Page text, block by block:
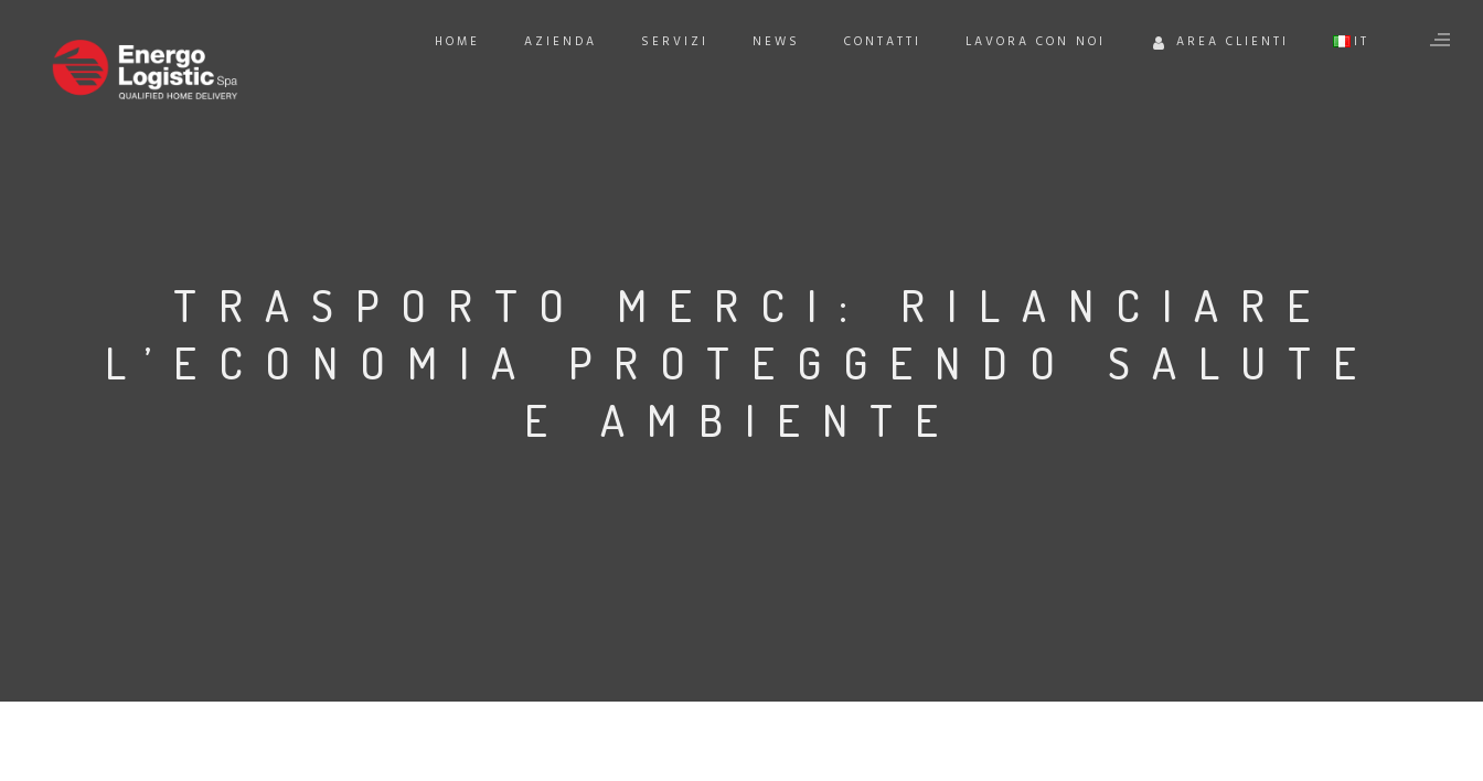
HOME AZIENDA SERVIZI NEWS CONTATTI LAVORA CON NOI AREA CLIENTI IT
TRASPORTO MERCI: RILANCIARE
L’ECONOMIA PROTEGGENDO SALUTE
E AMBIENTE